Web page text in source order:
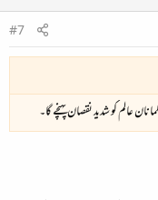
#7
عالم کو شدید نقصان پہنچے گا۔